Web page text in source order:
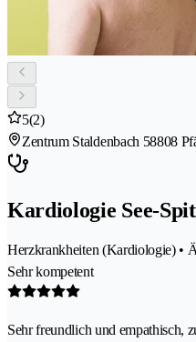
5(2)
Zentrum Staldenbach 58808
Kardiologie See-
Herzkrankheiten (Kardiologie) •
Sehr kompetent
Sehr freundlich und empathisch,